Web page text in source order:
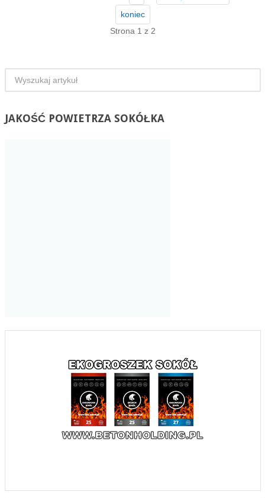
koniec
Strona 1 z 2
JAKOŚĆPOWIETRZA SOKÓŁKA